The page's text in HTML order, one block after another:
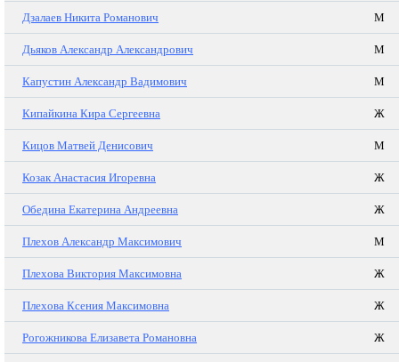
Дзалаев Никита Романович М
Дьяков Александр Александрович М
Капустин Александр Вадимович М
Кипайкина Кира Сергеевна Ж
Кицов Матвей Денисович М
Козак Анастасия Игоревна Ж
Обедина Екатерина Андреевна Ж
Плехов Александр Максимович М
Плехова Виктория Максимовна Ж
Плехова Ксения Максимовна Ж
Рогожникова Елизавета Романовна Ж